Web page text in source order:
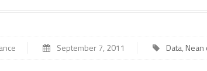
September 7, 2011 Data, Nean